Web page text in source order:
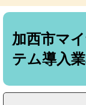
本
本
加西市マ
テム導入